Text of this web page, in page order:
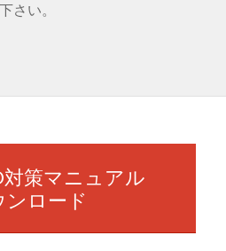
下さい。
対策マニュアル
ンロード